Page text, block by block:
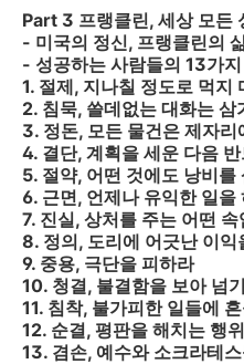
Part 3 프랭클린, 세상 모든
- 미국의 정신, 프랭클린의
- 성공하는 사람들의 13가
1. 절제, 지나칠 정도로 먹지
2. 침묵, 쓸데없는 대화는 삼
3. 정돈, 모든 물건은 제자리
4. 결단, 계획을 세운 다음
5. 절약, 어떤 것에도 낭비를
6. 근면, 언제나 유익한 일을
7. 진실, 상처를 주는 어떤
8. 정의, 도리에 어긋난 이익
9. 중용, 극단을 피하라
10. 청결, 불결함을 보아 넘
11. 침착, 불가피한 일들에
12. 순결, 평판을 해치는 행
13. 겸손, 예수와 소크라테